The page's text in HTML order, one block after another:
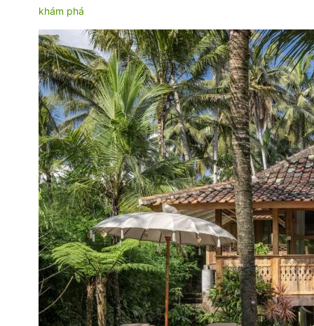
khám phá